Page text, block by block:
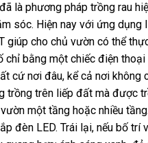
là phương pháp trồng rau
sóc. Hiện nay với ứng
giúp cho chủ vườn có thể
bằng một chiếc điện
cứ nơi đâu, kể cả nơi không
trồng trên liếp đất mà được
một tầng hoặc nhiều
đèn LED. Trái lại, nếu bố